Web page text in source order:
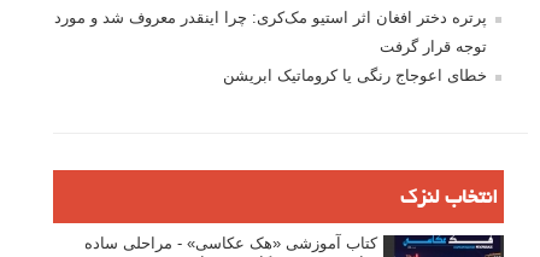
پرتره دختر افغان اثر استیو مک‌کری: چرا اینقدر معروف شد و مورد
توجه قرار گرفت
خطای اعوجاج رنگی یا کروماتیک ابریشن
انتخاب لنزک
کتاب آموزشی «هک عکاسی» - مراحلی ساده